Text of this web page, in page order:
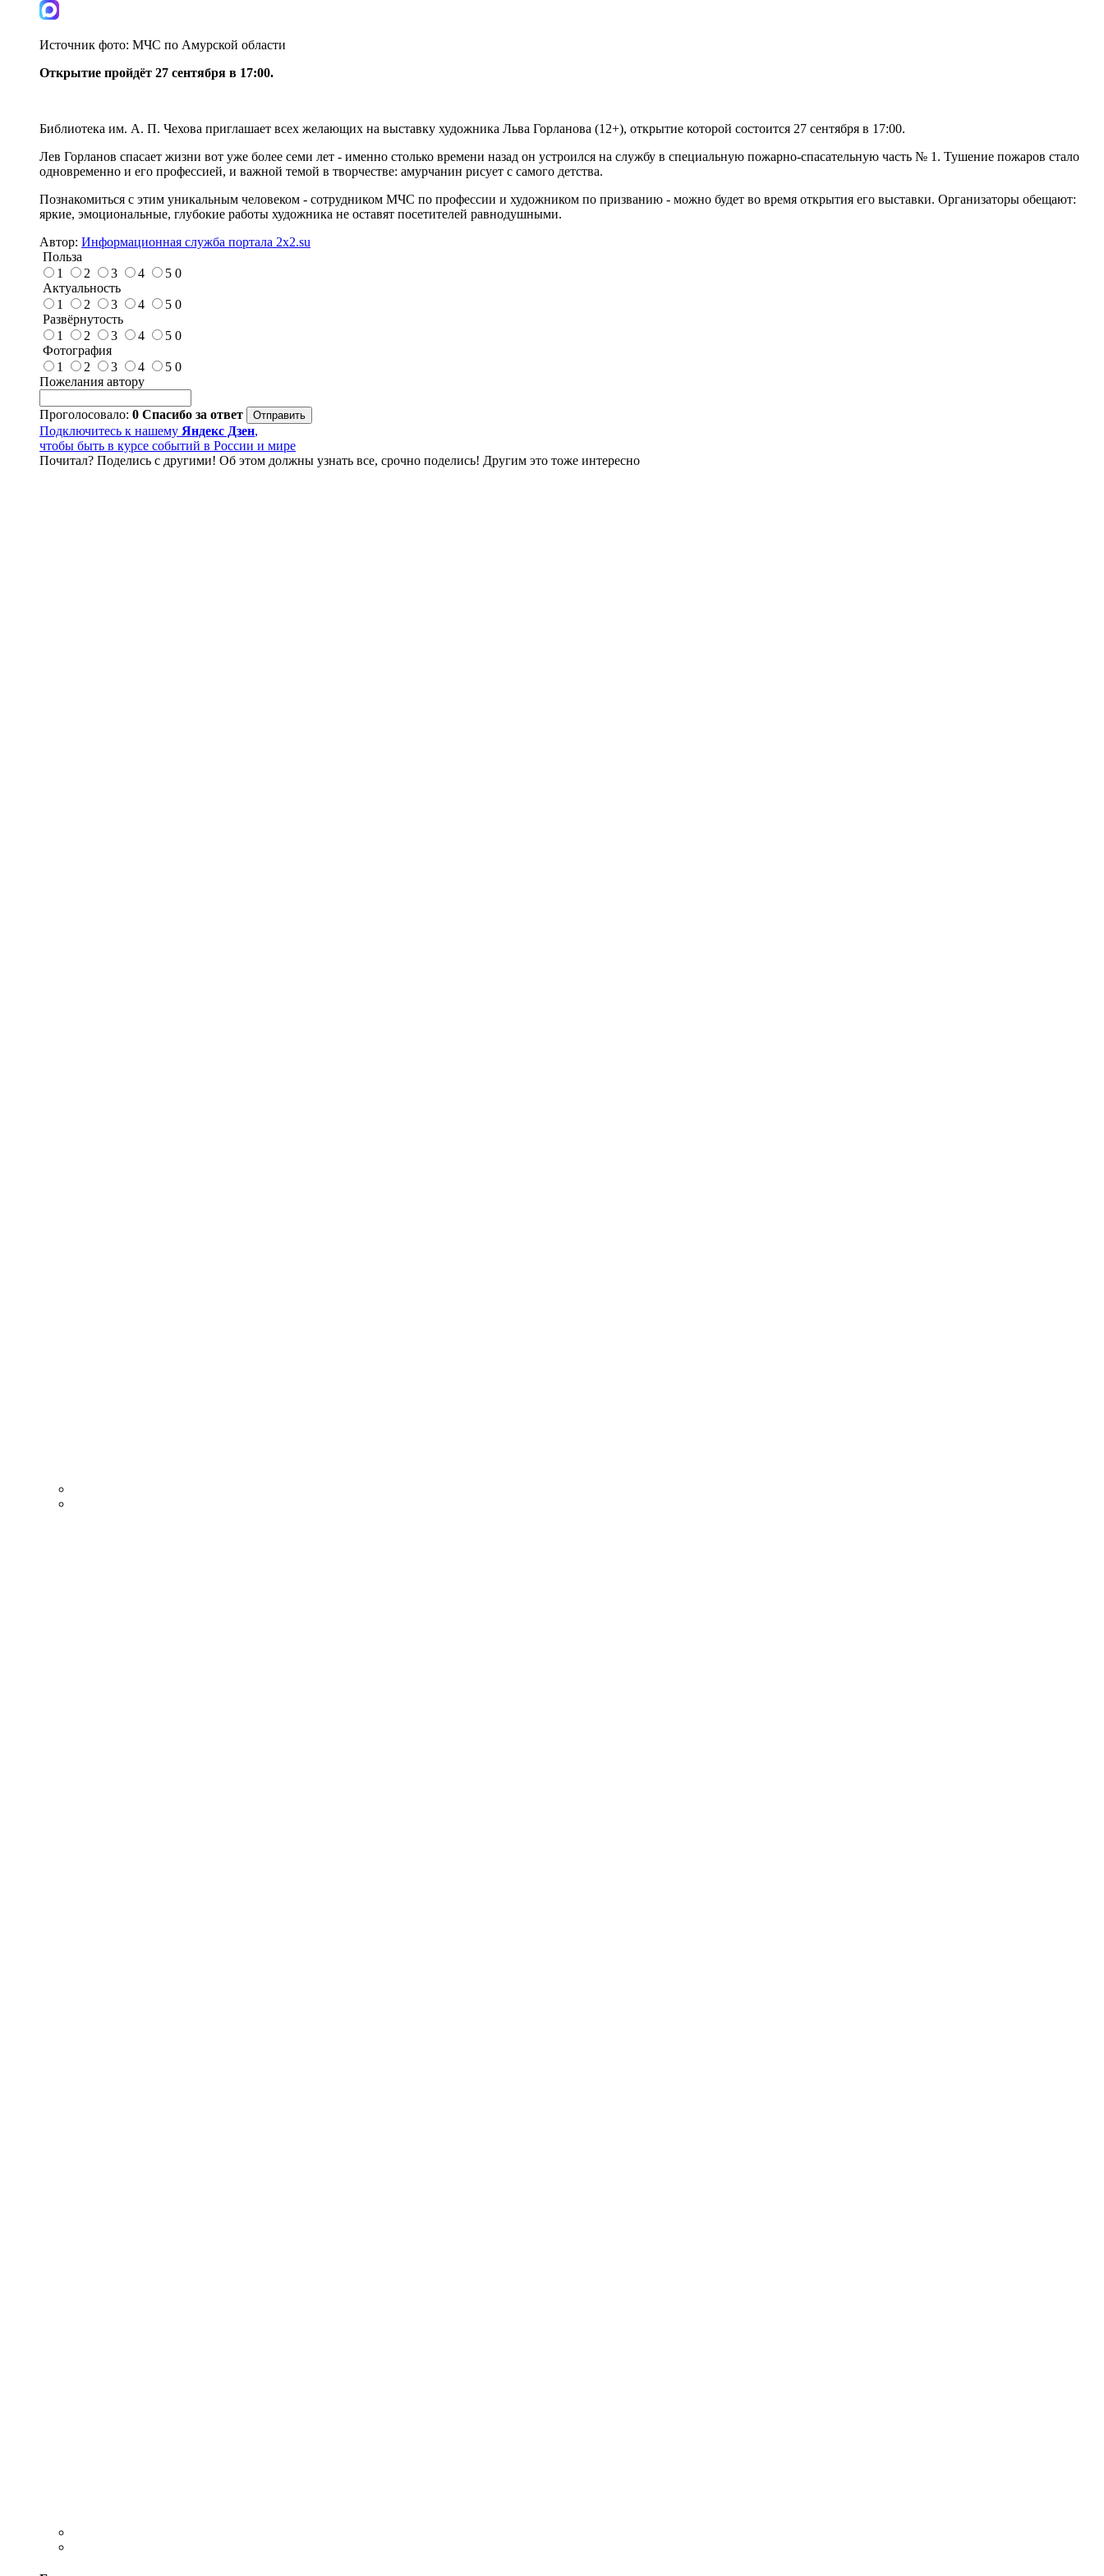
Источник фото: МЧС по Амурской области
Открытие пройдёт 27 сентября в 17:00.
Библиотека им. А. П. Чехова приглашает всех желающих на выставку художника Льва Горланова (12+), открытие которой состоится 27 сентября в 17:00.
Лев Горланов спасает жизни вот уже более семи лет - именно столько времени назад он устроился на службу в специальную пожарно-спасательную часть № 1. Тушение пожаров стало
одновременно и его профессией, и важной темой в творчестве: амурчанин рисует с самого детства.
Познакомиться с этим уникальным человеком - сотрудником МЧС по профессии и художником по призванию - можно будет во время открытия его выставки. Организаторы обещают:
яркие, эмоциональные, глубокие работы художника не оставят посетителей равнодушными.
Автор: Информационная служба портала 2x2.su
Польза
1
2 3 4 5 0
Актуальность
1
2 3 4 5 0
Развёрнутость
1
2 3 4 5 0
Фотография
1
2 3 4 5 0
Пожелания автору
Проголосовало: 0 Спасибо за ответ
Подключитесь к нашему Яндекс Дзен,
чтобы быть в курсе событий в России и мире
Почитал? Поделись с другими! Об этом должны узнать все, срочно поделись! Другим это тоже интересно